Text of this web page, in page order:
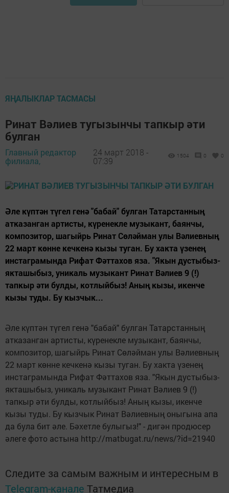
ЯҢАЛЫКЛАР ТАСМАСЫ
Ринат Вәлиев тугызынчы тапкыр әти
булган
Главный редактор
филиала,
24 март 2018 -
07:39
1504 0 0
Әле күптән түгел генә "бабай" булган Татарстанның
атказанган артисты, күренекле музыкант, баянчы,
композитор, шагыйрь Ринат Сөләйман улы Вәлиевның
22 март көнне кечкенә кызы туган. Бу хакта үзенең
инстаграмында Рифат Фәттахов яза. "Якын дустыбыз-
якташыбыз, уникаль музыкант Ринат Вәлиев 9 (!)
тапкыр әти булды, котлыйбыз! Аның кызы, икенче
кызы туды. Бу кызчык...
Әле күптән түгел генә "бабай" булган Татарстанның
атказанган артисты, күренекле музыкант, баянчы,
композитор, шагыйрь Ринат Сөләйман улы Вәлиевның
22 март көнне кечкенә кызы туган. Бу хакта үзенең
инстаграмында Рифат Фәттахов яза. "Якын дустыбыз-
якташыбыз, уникаль музыкант Ринат Вәлиев 9 (!)
тапкыр әти булды, котлыйбыз! Аның кызы, икенче
кызы туды. Бу кызчык Ринат Вәлиевның оныгына апа
да була бит әле. Бәхетле булыгыз!" - дигән продюсер
әлеге фото астына http://matbugat.ru/news/?id=21940
Следите за самым важным и интересным в
Telegram-канале Татмедиа